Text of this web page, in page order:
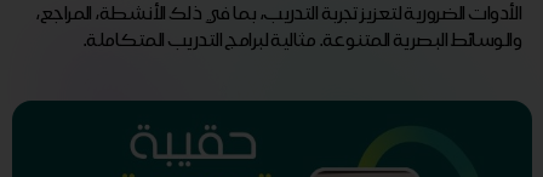
الأدوات الضرورية لتعزيز تجربة التدريب، بما في ذلك الأنشطة، المراجع،
والوسائط البصرية المتنوعة. مثالية لبرامج التدريب المتكاملة.